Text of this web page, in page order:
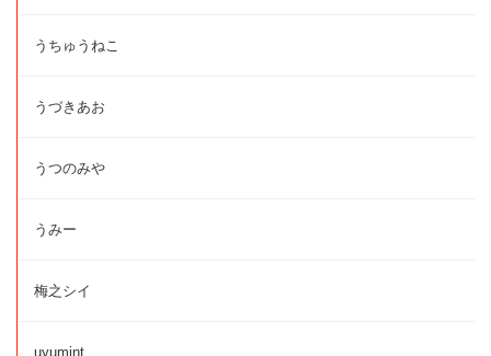
うちゅうねこ
うづきあお
うつのみや
うみー
梅之シイ
uyumint